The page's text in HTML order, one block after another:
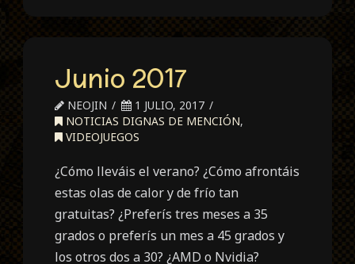
Junio 2017
NEOJIN
1 JULIO, 2017
NOTICIAS DIGNAS DE MENCIÓN,
VIDEOJUEGOS
¿Cómo lleváis el verano? ¿Cómo afrontáis
estas olas de calor y de frío tan
gratuitas? ¿Preferís tres meses a 35
grados o preferís un mes a 45 grados y
los otros dos a 30? ¿AMD o Nvidia?